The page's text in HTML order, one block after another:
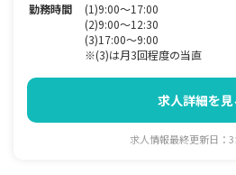
勤務時間
(1)9:00～17:00
(2)9:00～12:30
(3)17:00～9:00
※(3)は月3回程度の当直
求人詳細を見
求人情報最終更新日：